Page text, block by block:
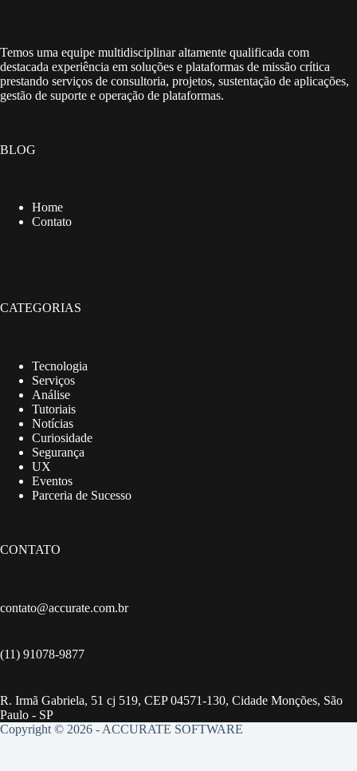
Temos uma equipe multidisciplinar altamente qualificada com
destacada experiência em soluções e plataformas de missão crítica
prestando serviços de consultoria, projetos, sustentação de aplicações,
gestão de suporte e operação de plataformas.
BLOG
Home
Contato
CATEGORIAS
Tecnologia
Serviços
Análise
Tutoriais
Notícias
Curiosidade
Segurança
UX
Eventos
Parceria de Sucesso
CONTATO
contato@accurate.com.br
(11) 91078-9877
R. Irmã Gabriela, 51 cj 519, CEP 04571-130, Cidade Monções, São
Paulo - SP
Copyright © 2026 - ACCURATE SOFTWARE